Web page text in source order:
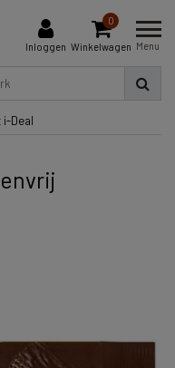
Inloggen
0
Winkelwagen Menu
i-Deal